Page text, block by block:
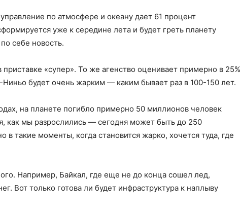
по атмосфере и океану дает 61 процент
уже к середине лета и будет греть планету
себе новость.
«супер». То же агенство оценивает примерно в 25%
будет очень жарким — каким бывает раз в 100-150 лет.
на планете погибло примерно 50 миллионов человек
как мы разрослились — сегодня может быть до 250
в такие моменты, когда становится жарко, хочется туда, где
Например, Байкал, где еще не до конца сошел лед,
Вот только готова ли будет инфраструктура к наплыву